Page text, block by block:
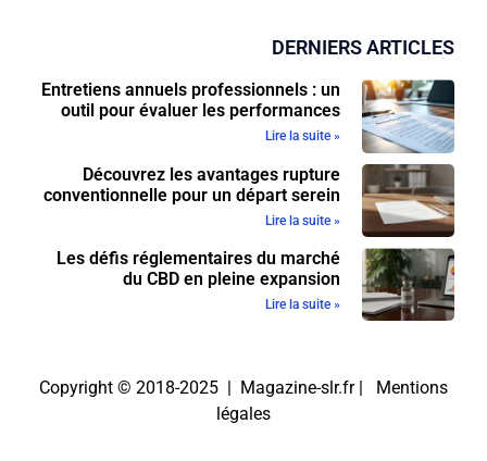
DERNIERS ARTICLES
Entretiens annuels professionnels : un
outil pour évaluer les performances
Lire la suite »
Découvrez les avantages rupture
conventionnelle pour un départ serein
Lire la suite »
Les défis réglementaires du marché
du CBD en pleine expansion
Lire la suite »
Copyright © 2018-2025 | Magazine-slr.fr |
Mentions
légales